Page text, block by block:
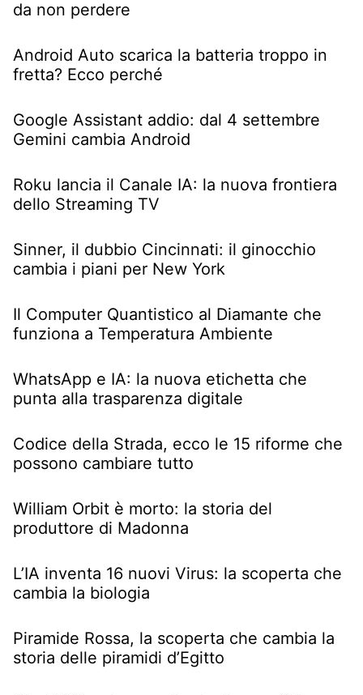
da non perdere
Android Auto scarica la batteria troppo in
fretta? Ecco perché
Google Assistant addio: dal 4 settembre
Gemini cambia Android
Roku lancia il Canale IA: la nuova frontiera
dello Streaming TV
Sinner, il dubbio Cincinnati: il ginocchio
cambia i piani per New York
Il Computer Quantistico al Diamante che
funziona a Temperatura Ambiente
WhatsApp e IA: la nuova etichetta che
punta alla trasparenza digitale
Codice della Strada, ecco le 15 riforme che
possono cambiare tutto
William Orbit è morto: la storia del
produttore di Madonna
L’IA inventa 16 nuovi Virus: la scoperta che
cambia la biologia
Piramide Rossa, la scoperta che cambia la
storia delle piramidi d’Egitto